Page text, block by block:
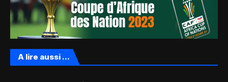
A lire aussi ...